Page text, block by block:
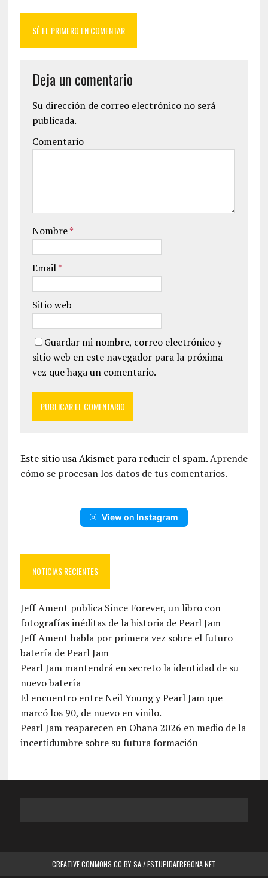
SÉ EL PRIMERO EN COMENTAR
Deja un comentario
Su dirección de correo electrónico no será
publicada.
Comentario
Nombre*
Email*
Sitio web
Guardar mi nombre, correo electrónico y
sitio web en este navegador para la próxima
vez que haga un comentario.
Este sitio usa Akismet para reducir el spam.Aprende
cómo se procesan los datos de tus comentarios.
View on Instagram
NOTICIAS RECIENTES
Jeff Ament publica Since Forever, un libro con
fotografías inéditas de la historia de Pearl Jam
Jeff Ament habla por primera vez sobre el futuro
batería de Pearl Jam
Pearl Jam mantendrá en secreto la identidad de su
nuevo batería
El encuentro entre Neil Young y Pearl Jam que
marcó los 90, de nuevo en vinilo.
Pearl Jam reaparecen en Ohana 2026 en medio de la
incertidumbre sobre su futura formación
CREATIVE COMMONS CC BY-SA / ESTUPIDAFREGONA.NET